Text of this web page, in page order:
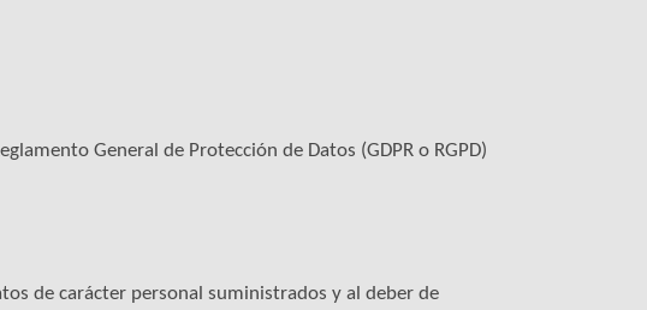
General de Protección de Datos (GDPR o RGPD)
de carácter personal suministrados y al deber de